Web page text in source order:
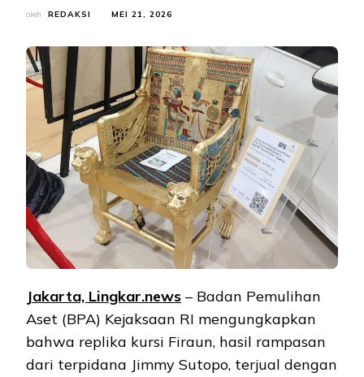
oleh REDAKSI MEI 21, 2026
Jakarta, Lingkar.news – Badan Pemulihan
Aset (BPA) Kejaksaan RI mengungkapkan
bahwa replika kursi Firaun, hasil rampasan
dari terpidana Jimmy Sutopo, terjual dengan